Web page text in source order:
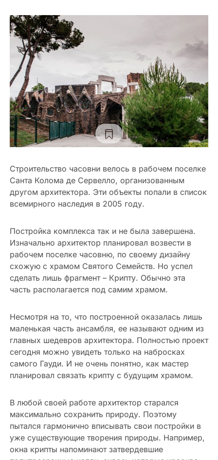
Строительство часовни велось в рабочем поселке
Санта Колома де Сервелло, организованным
другом архитектора. Эти объекты попали в список
всемирного наследия в 2005 году.
Постройка комплекса так и не была завершена.
Изначально архитектор планировал возвести в
рабочем поселке часовню, по своему дизайну
схожую с храмом Святого Семейств. Но успел
сделать лишь фрагмент – Крипту. Обычно эта
часть располагается под самим храмом.
Несмотря на то, что построенной оказалась лишь
маленькая часть ансамбля, ее называют одним из
главных шедевров архитектора. Полностью проект
сегодня можно увидеть только на набросках
самого Гауди. И не очень понятно, как мастер
планировал связать крипту с будущим храмом.
В любой своей работе архитектор старался
максимально сохранить природу. Поэтому
пытался гармонично вписывать свои постройки в
уже существующие творения природы. Например,
окна крипты напоминают затвердевшие